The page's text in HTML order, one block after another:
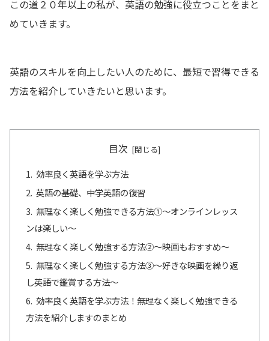
この道２０年以上の私が、英語の勉強に役立つことをまと
めていきます。
英語のスキルを向上したい人のために、最短で習得できる
方法を紹介していきたいと思います。
目次
効率良く英語を学ぶ方法
英語の基礎、中学英語の復習
無理なく楽しく勉強できる方法①～オンラインレッス
ンは楽しい～
無理なく楽しく勉強する方法②～映画もおすすめ～
無理なく楽しく勉強する方法③～好きな映画を繰り返
し英語で鑑賞する方法～
効率良く英語を学ぶ方法！無理なく楽しく勉強できる
方法を紹介しますのまとめ